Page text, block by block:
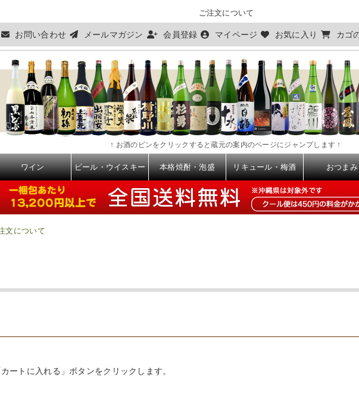
ご注文について
お問い合わせ メールマガジン 会員登録 マイページ お気に入り カゴ
↑ お酒のビンをクリックすると蔵元の案内のページにジャンプします ↑
ワイン ビール・ウイスキー 本格焼酎・泡盛 リキュール・梅酒 おつまみ
文について
ートに入れる」ボタンをクリックします。